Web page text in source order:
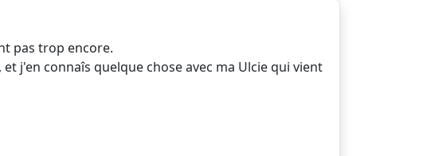
pas trop encore.
j'en connaîs quelque chose avec ma Ulcie qui vient